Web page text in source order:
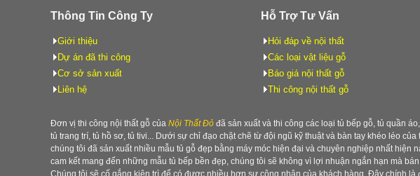
Thông Tin Công Ty
Giới thiệu
Dự án đã thi công
Cơ sở sản xuất
Liên hệ
Hỗ Trợ Tư Vấn
Hỏi đáp về nội thất
Các loại vật liệu gỗ
Báo giá nội thất gỗ
Thi công nội thất gỗ
Đơn vị thi công nội thất gỗ của Nội Thất Đỏ đã sản xuất và thi công các loại tủ bếp gỗ, tủ quần
tủ trang trí, tủ hồ sơ, tủ tivi... Dưới sự chỉ đạo chặt chẽ từ đội ngũ kỹ thuật và bàn tay khéo léo của
chúng tôi đã sản xuất nhiều mẫu tủ gỗ đẹp bằng máy móc hiện đại và chuyên nghiệp nhất hiện
cam kết mang đến những mẫu tủ bếp bền đẹp, chúng tôi sẽ không vì lợi nhuận ngắn hạn mà